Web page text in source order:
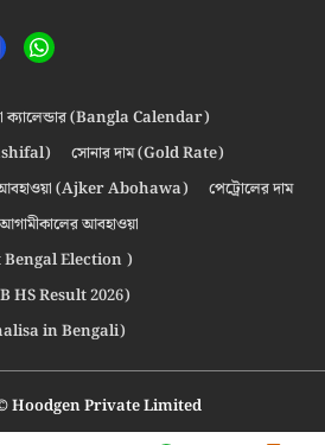
ক্যালেন্ডার (Bangla Calendar)
সোনার দাম (Gold Rate)
(Ajker Abohawa)
পেট্রোলের দাম
আগামীকালের আবহাওয়া
Bengal Election )
HS Result 2026)
in Bengali)
Hoodgen Private Limited